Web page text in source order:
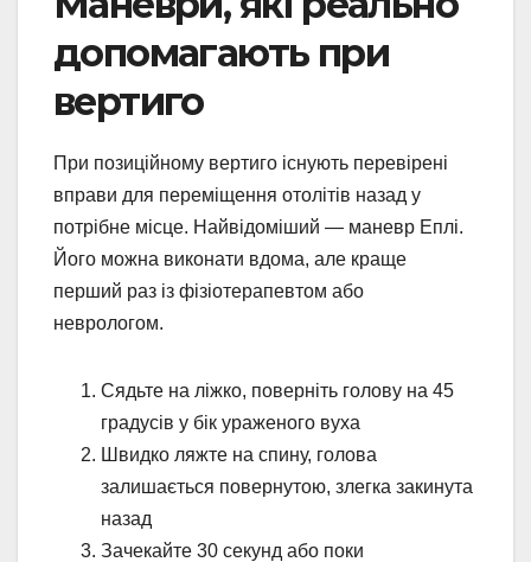
допомагають при
вертиго
При позиційному вертиго існують перевірені
вправи для переміщення отолітів назад у
потрібне місце. Найвідоміший — маневр Еплі.
Його можна виконати вдома, але краще
перший раз із фізіотерапевтом або
неврологом.
Сядьте на ліжко, поверніть голову на 45
градусів у бік ураженого вуха
Швидко ляжте на спину, голова
залишається повернутою, злегка закинута
назад
Зачекайте 30 секунд або поки